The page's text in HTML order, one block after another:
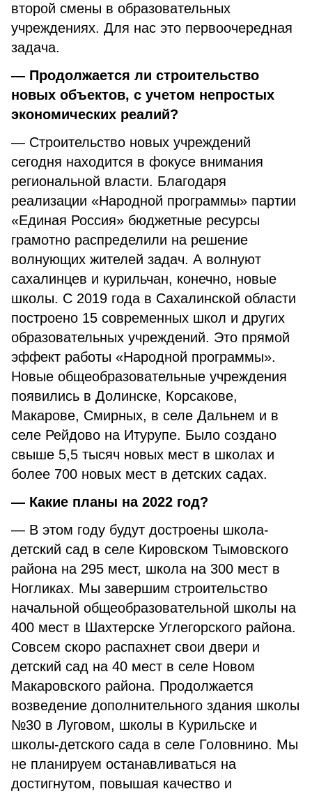
второй смены в образовательных
учреждениях. Для нас это первоочередная
задача.
— Продолжается ли строительство
новых объектов, с учетом непростых
экономических реалий?
— Строительство новых учреждений
сегодня находится в фокусе внимания
региональной власти. Благодаря
реализации «Народной программы» партии
«Единая Россия» бюджетные ресурсы
грамотно распределили на решение
волнующих жителей задач. А волнуют
сахалинцев и курильчан, конечно, новые
школы. С 2019 года в Сахалинской области
построено 15 современных школ и других
образовательных учреждений. Это прямой
эффект работы «Народной программы».
Новые общеобразовательные учреждения
появились в Долинске, Корсакове,
Макарове, Смирных, в селе Дальнем и в
селе Рейдово на Итурупе. Было создано
свыше 5,5 тысяч новых мест в школах и
более 700 новых мест в детских садах.
— Какие планы на 2022 год?
— В этом году будут достроены школа-
детский сад в селе Кировском Тымовского
района на 295 мест, школа на 300 мест в
Ногликах. Мы завершим строительство
начальной общеобразовательной школы на
400 мест в Шахтерске Углегорского района.
Совсем скоро распахнет свои двери и
детский сад на 40 мест в селе Новом
Макаровского района. Продолжается
возведение дополнительного здания школы
№30 в Луговом, школы в Курильске и
школы-детского сада в селе Головнино. Мы
не планируем останавливаться на
достигнутом, повышая качество и